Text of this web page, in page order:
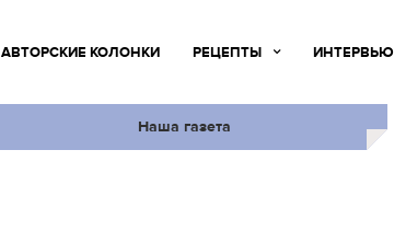
АВТОРСКИЕ КОЛОНКИ РЕЦЕПТЫ ИНТЕРВЬЮ
Наша газета